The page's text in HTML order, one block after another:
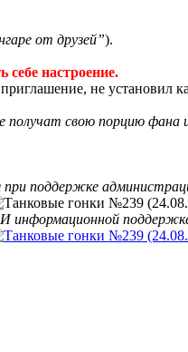
от друзей”).
настроение.
не установил
получат свою порцию фана
при поддержке
И информационной